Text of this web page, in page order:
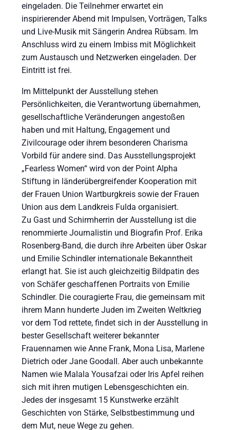
eingeladen. Die Teilnehmer erwartet ein
inspirierender Abend mit Impulsen, Vorträgen, Talks
und Live-Musik mit Sängerin Andrea Rübsam. Im
Anschluss wird zu einem Imbiss mit Möglichkeit
zum Austausch und Netzwerken eingeladen. Der
Eintritt ist frei.
Im Mittelpunkt der Ausstellung stehen
Persönlichkeiten, die Verantwortung übernahmen,
gesellschaftliche Veränderungen angestoßen
haben und mit Haltung, Engagement und
Zivilcourage oder ihrem besonderen Charisma
Vorbild für andere sind. Das Ausstellungsprojekt
„Fearless Women“ wird von der Point Alpha
Stiftung in länderübergreifender Kooperation mit
der Frauen Union Wartburgkreis sowie der Frauen
Union aus dem Landkreis Fulda organisiert.
Zu Gast und Schirmherrin der Ausstellung ist die
renommierte Journalistin und Biografin Prof. Erika
Rosenberg-Band, die durch ihre Arbeiten über Oskar
und Emilie Schindler internationale Bekanntheit
erlangt hat. Sie ist auch gleichzeitig Bildpatin des
von Schäfer geschaffenen Portraits von Emilie
Schindler. Die couragierte Frau, die gemeinsam mit
ihrem Mann hunderte Juden im Zweiten Weltkrieg
vor dem Tod rettete, findet sich in der Ausstellung in
bester Gesellschaft weiterer bekannter
Frauennamen wie Anne Frank, Mona Lisa, Marlene
Dietrich oder Jane Goodall. Aber auch unbekannte
Namen wie Malala Yousafzai oder Iris Apfel reihen
sich mit ihren mutigen Lebensgeschichten ein.
Jedes der insgesamt 15 Kunstwerke erzählt
Geschichten von Stärke, Selbstbestimmung und
dem Mut, neue Wege zu gehen.